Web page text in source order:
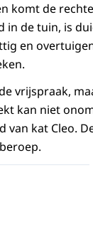
komt de
in de tuin, is
en
vrijspraak,
kan niet
kat Cleo.